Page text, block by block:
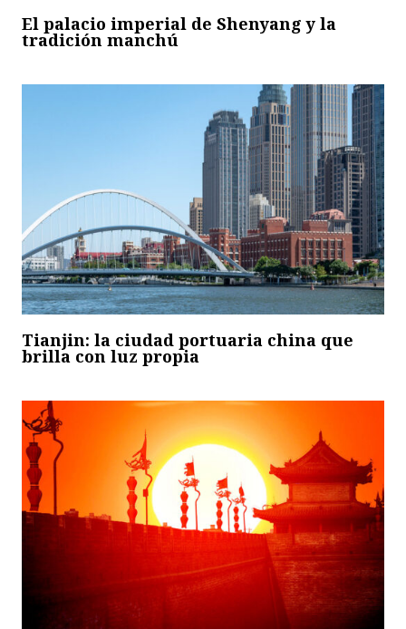
El palacio imperial de Shenyang y la
tradición manchú
Tianjin: la ciudad portuaria china que
brilla con luz propia